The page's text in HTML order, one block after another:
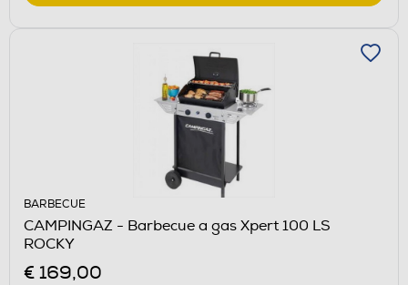
BARBECUE
CAMPINGAZ - Barbecue a gas Xpert 100 LS
ROCKY
€ 169,00